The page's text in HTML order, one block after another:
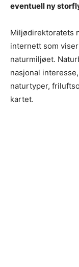
eventuell ny
Miljødirektoratets
internett som
naturmiljøet.
nasjonal
naturtyper,
kartet.